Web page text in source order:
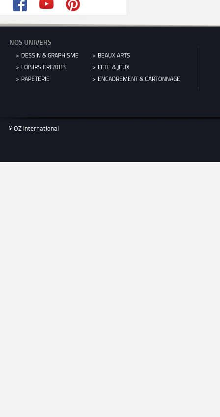
NOS UNIVERS
DESSIN & GRAPHISME
BEAUX ARTS
LOISIRS CREATIFS
FETE & JEUX
PAPETERIE
ENCADREMENT & CARTONNAGE
© OZ International